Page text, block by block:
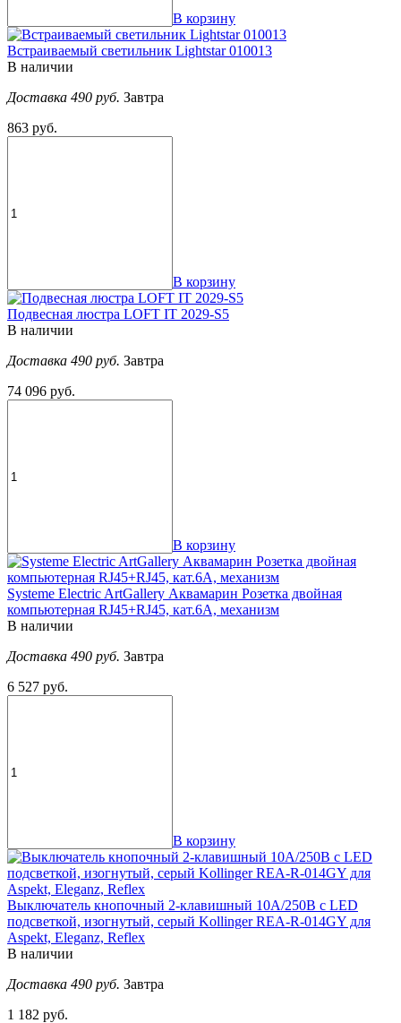
В корзину
Встраиваемый светильник Lightstar 010013
В наличии
Доставка 490 руб. Завтра
863 руб.
В корзину
Подвесная люстра LOFT IT 2029-S5
В наличии
Доставка 490 руб. Завтра
74 096 руб.
В корзину
Systeme Electric ArtGallery Аквамарин Розетка двойная
компьютерная RJ45+RJ45, кат.6А, механизм
В наличии
Доставка 490 руб. Завтра
6 527 руб.
В корзину
Выключатель кнопочный 2-клавишный 10А/250В с LED
подсветкой, изогнутый, серый Kollinger REA-R-014GY для
Aspekt, Eleganz, Reflex
В наличии
Доставка 490 руб. Завтра
1 182 руб.